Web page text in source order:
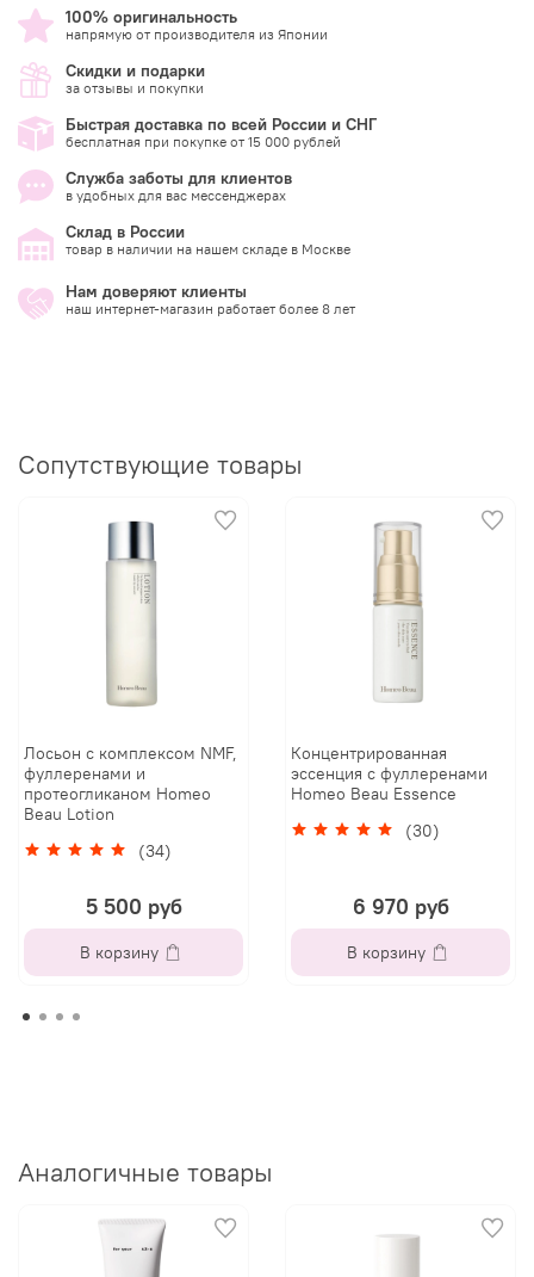
100% оригинальность
напрямую от производителя из Японии
Скидки и подарки
за отзывы и покупки
Быстрая доставка по всей России и СНГ
бесплатная при покупке от 15 000 рублей
Служба заботы для клиентов
в удобных для вас мессенджерах
Склад в России
товар в наличии на нашем складе в Москве
Нам доверяют клиенты
наш интернет-магазин работает более 8 лет
Сопутствующие товары
Лосьон с комплексом NMF,
фуллеренами и
протеогликаном Homeo
Beau Lotion
(34)
5 500 руб
В корзину
Концентрированная
эссенция с фуллеренами
Homeo Beau Essence
(30)
6 970 руб
В корзину
Аналогичные товары